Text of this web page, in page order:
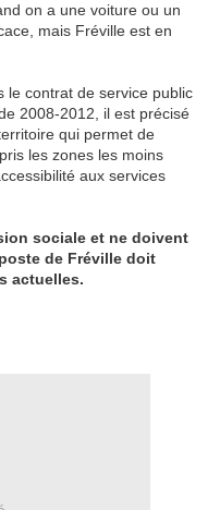
on a une voiture ou un
mais Fréville est en
le contrat de service public
2008-2012, il est précisé
qui permet de
les zones les moins
aux services
sociale et ne doivent
de Fréville doit
actuelles.